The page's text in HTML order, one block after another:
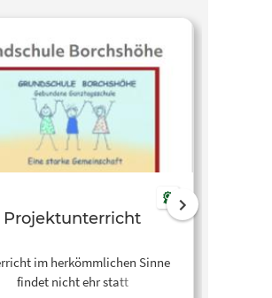
Projektunterricht
im herkömmlichen Sinne
findet nicht ehr statt